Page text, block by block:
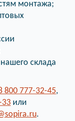
монтажа;
склада
800 777-32-45,
33 или
.